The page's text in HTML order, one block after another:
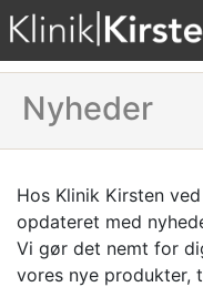
Nyheder
Hos Klinik Kirsten
opdateret med
Vi gør det nemt for
vores nye produkter,